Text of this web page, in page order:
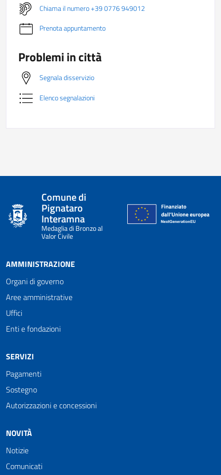
Chiama il numero +39 0776 949012
Prenota appuntamento
Problemi in città
Segnala disservizio
Elenco segnalazioni
Comune di
Pignataro
Interamna
Medaglia di Bronzo al
Valor Civile
AMMINISTRAZIONE
Organi di governo
Aree amministrative
Uffici
Enti e fondazioni
SERVIZI
Pagamenti
Sostegno
Autorizzazioni e concessioni
NOVITÀ
Notizie
Comunicati